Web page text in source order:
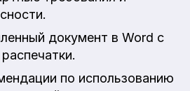
документ в Word с
по использованию